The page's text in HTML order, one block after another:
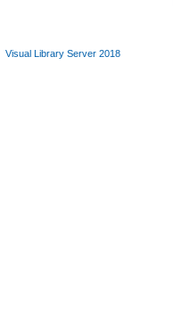
Visual Library Server 2018